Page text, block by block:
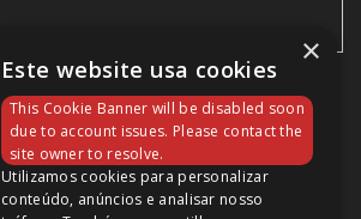
XSR900
11 595,00 €
×
Este website usa cookies
This Cookie Banner will be disabled soon
due to account issues. Please contact the
site owner to resolve.
Utilizamos cookies para personalizar
conteúdo, anúncios e analisar nosso